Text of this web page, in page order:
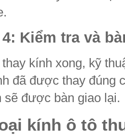
Kiểm tra và
kính xong, kỹ
đã được thay đúng
sẽ được bàn giao lại.
kính ô tô